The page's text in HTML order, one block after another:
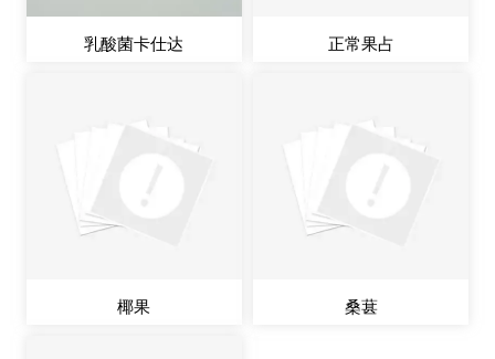
乳酸菌卡仕达 正常果占
椰果 桑葚